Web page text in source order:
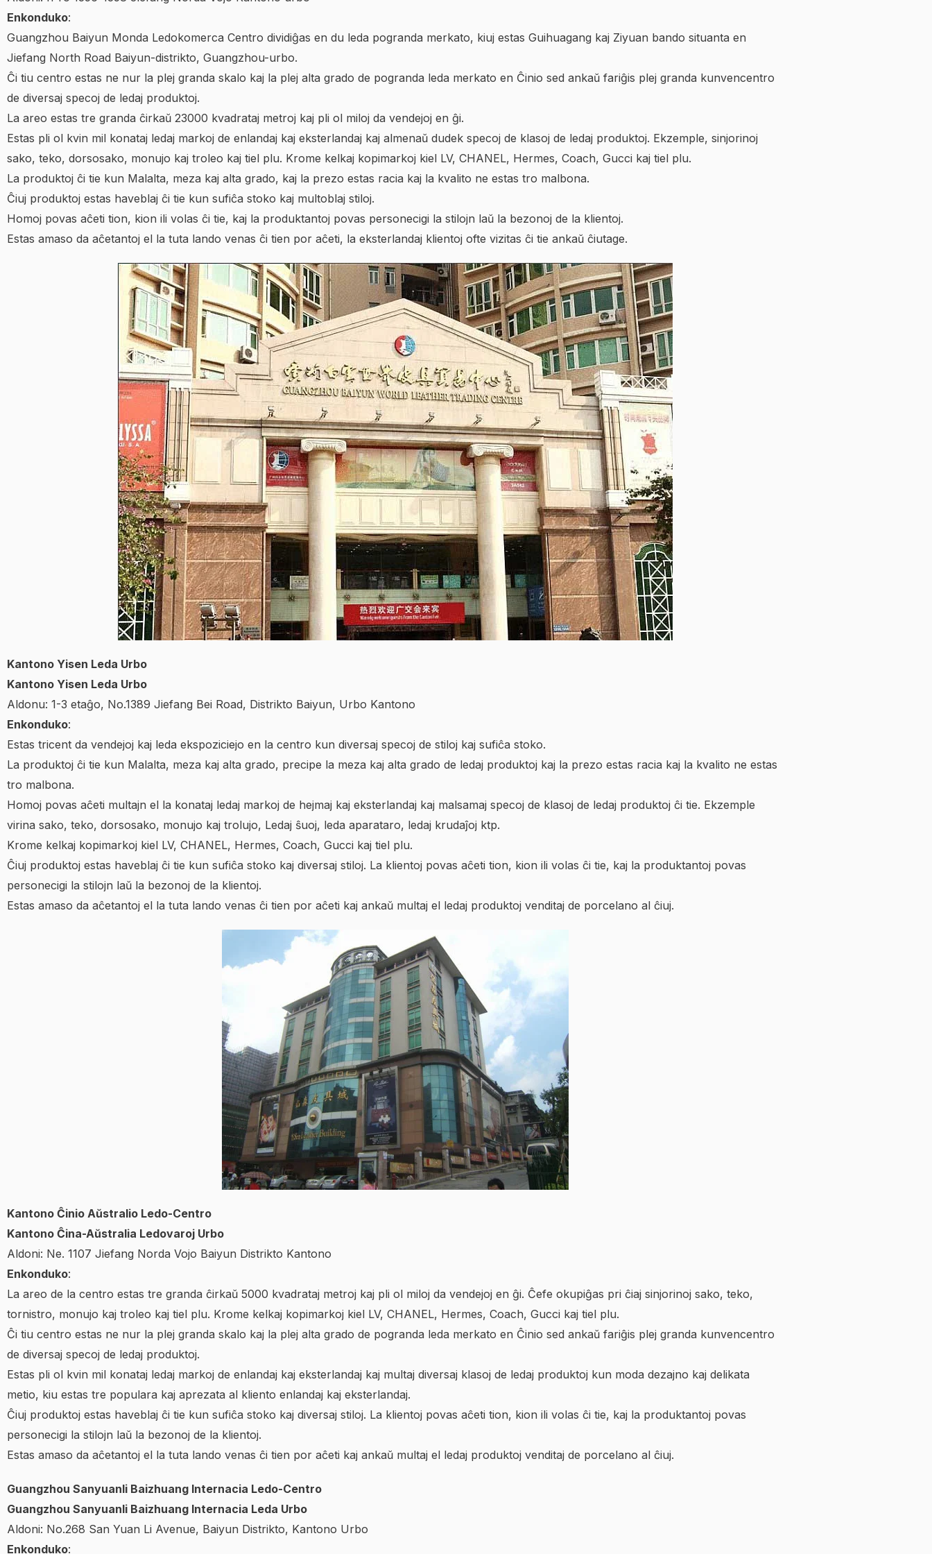
Enkonduko:
Guangzhou Baiyun Monda Ledokomerca Centro dividiĝas en du leda pogranda merkato, kiuj estas Guihuagang kaj Ziyuan bando situanta en
Jiefang North Road Baiyun-distrikto, Guangzhou-urbo.
Ĉi tiu centro estas ne nur la plej granda skalo kaj la plej alta grado de pogranda leda merkato en Ĉinio sed ankaŭ fariĝis plej granda kunvencentro
de diversaj specoj de ledaj produktoj.
La areo estas tre granda ĉirkaŭ 23000 kvadrataj metroj kaj pli ol miloj da vendejoj en ĝi.
Estas pli ol kvin mil konataj ledaj markoj de enlandaj kaj eksterlandaj kaj almenaŭ dudek specoj de klasoj de ledaj produktoj. Ekzemple, sinjorinoj
sako, teko, dorsosako, monujo kaj troleo kaj tiel plu. Krome kelkaj kopimarkoj kiel LV, CHANEL, Hermes, Coach, Gucci kaj tiel plu.
La produktoj ĉi tie kun Malalta, meza kaj alta grado, kaj la prezo estas racia kaj la kvalito ne estas tro malbona.
Ĉiuj produktoj estas haveblaj ĉi tie kun sufiĉa stoko kaj multoblaj stiloj.
Homoj povas aĉeti tion, kion ili volas ĉi tie, kaj la produktantoj povas personecigi la stilojn laŭ la bezonoj de la klientoj.
Estas amaso da aĉetantoj el la tuta lando venas ĉi tien por aĉeti, la eksterlandaj klientoj ofte vizitas ĉi tie ankaŭ ĉiutage.
Kantono Yisen Leda Urbo
Kantono Yisen Leda Urbo
Aldonu: 1-3 etaĝo, No.1389 Jiefang Bei Road, Distrikto Baiyun, Urbo Kantono
Enkonduko:
Estas tricent da vendejoj kaj leda ekspoziciejo en la centro kun diversaj specoj de stiloj kaj sufiĉa stoko.
La produktoj ĉi tie kun Malalta, meza kaj alta grado, precipe la meza kaj alta grado de ledaj produktoj kaj la prezo estas racia kaj la kvalito ne estas
tro malbona.
Homoj povas aĉeti multajn el la konataj ledaj markoj de hejmaj kaj eksterlandaj kaj malsamaj specoj de klasoj de ledaj produktoj ĉi tie. Ekzemple
virina sako, teko, dorsosako, monujo kaj trolujo, Ledaj ŝuoj, leda aparataro, ledaj krudaĵoj ktp.
Krome kelkaj kopimarkoj kiel LV, CHANEL, Hermes, Coach, Gucci kaj tiel plu.
Ĉiuj produktoj estas haveblaj ĉi tie kun sufiĉa stoko kaj diversaj stiloj. La klientoj povas aĉeti tion, kion ili volas ĉi tie, kaj la produktantoj povas
personecigi la stilojn laŭ la bezonoj de la klientoj.
Estas amaso da aĉetantoj el la tuta lando venas ĉi tien por aĉeti kaj ankaŭ multaj el ledaj produktoj venditaj de porcelano al ĉiuj.
Kantono Ĉinio Aŭstralio Ledo-Centro
Kantono Ĉina-Aŭstralia Ledovaroj Urbo
Aldoni: Ne. 1107 Jiefang Norda Vojo Baiyun Distrikto Kantono
Enkonduko:
La areo de la centro estas tre granda ĉirkaŭ 5000 kvadrataj metroj kaj pli ol miloj da vendejoj en ĝi. Ĉefe okupiĝas pri ĉiaj sinjorinoj sako, teko,
tornistro, monujo kaj troleo kaj tiel plu. Krome kelkaj kopimarkoj kiel LV, CHANEL, Hermes, Coach, Gucci kaj tiel plu.
Ĉi tiu centro estas ne nur la plej granda skalo kaj la plej alta grado de pogranda leda merkato en Ĉinio sed ankaŭ fariĝis plej granda kunvencentro
de diversaj specoj de ledaj produktoj.
Estas pli ol kvin mil konataj ledaj markoj de enlandaj kaj eksterlandaj kaj multaj diversaj klasoj de ledaj produktoj kun moda dezajno kaj delikata
metio, kiu estas tre populara kaj aprezata al kliento enlandaj kaj eksterlandaj.
Ĉiuj produktoj estas haveblaj ĉi tie kun sufiĉa stoko kaj diversaj stiloj. La klientoj povas aĉeti tion, kion ili volas ĉi tie, kaj la produktantoj povas
personecigi la stilojn laŭ la bezonoj de la klientoj.
Estas amaso da aĉetantoj el la tuta lando venas ĉi tien por aĉeti kaj ankaŭ multaj el ledaj produktoj venditaj de porcelano al ĉiuj.
Guangzhou Sanyuanli Baizhuang Internacia Ledo-Centro
Guangzhou Sanyuanli Baizhuang Internacia Leda Urbo
Aldoni: No.268 San Yuan Li Avenue, Baiyun Distrikto, Kantono Urbo
Enkonduko: